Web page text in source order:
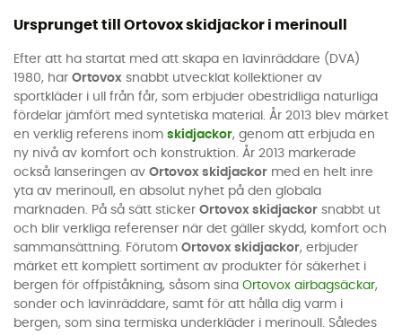
Ursprunget till Ortovox skidjackor i merinoull
Efter att ha startat med att skapa en lavinräddare (DVA)
1980, har Ortovox snabbt utvecklat kollektioner av
sportkläder i ull från får, som erbjuder obestridliga naturliga
fördelar jämfört med syntetiska material. År 2013 blev märket
en verklig referens inom skidjackor, genom att erbjuda en
ny nivå av komfort och konstruktion. År 2013 markerade
också lanseringen av Ortovox skidjackor med en helt inre
yta av merinoull, en absolut nyhet på den globala
marknaden. På så sätt sticker Ortovox skidjackor snabbt ut
och blir verkliga referenser när det gäller skydd, komfort och
sammansättning. Förutom Ortovox skidjackor, erbjuder
märket ett komplett sortiment av produkter för säkerhet i
bergen för offpiståkning, såsom sina Ortovox airbagsäckar,
sonder och lavinräddare, samt för att hålla dig varm i
bergen, som sina termiska underkläder i merinoull. Således